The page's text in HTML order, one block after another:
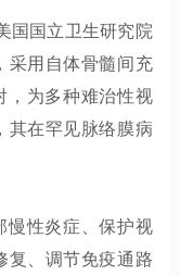
国国立卫生研究院
采用自体骨髓间充
，为多种难治性视
其在罕见脉络膜病
慢性炎症、保护视
复、调节免疫通路